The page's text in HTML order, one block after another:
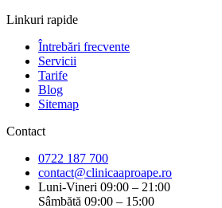
Linkuri rapide
Întrebări frecvente
Servicii
Tarife
Blog
Sitemap
Contact
0722 187 700
contact@clinicaaproape.ro
Luni-Vineri 09:00 – 21:00
Sâmbătă 09:00 – 15:00